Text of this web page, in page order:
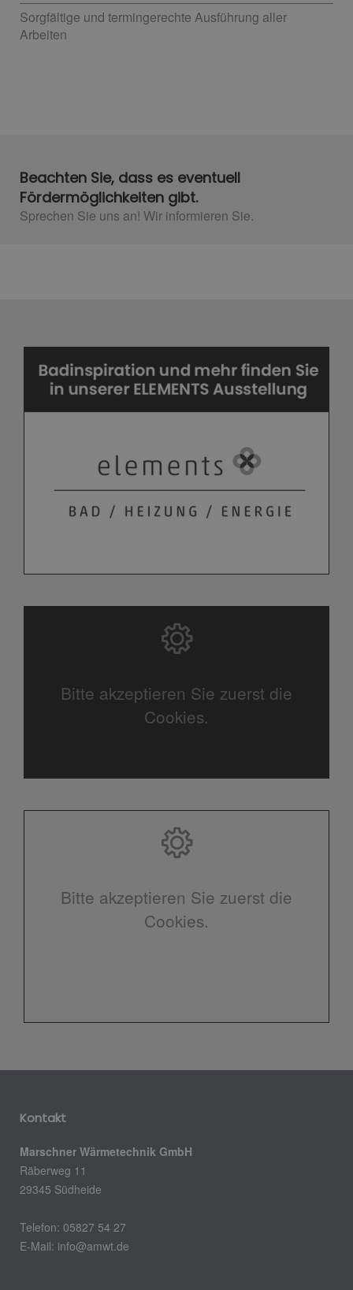
Sorgfältige und termingerechte Ausführung aller
Arbeiten
Beachten Sie, dass es eventuell
Fördermöglichkeiten gibt.
Sprechen Sie uns an! Wir informieren Sie.
Bitte akzeptieren Sie zuerst die
Cookies.
Bitte akzeptieren Sie zuerst die
Cookies.
Kontakt
Marschner Wärmetechnik GmbH
Räberweg 11
29345 Südheide
Telefon: 05827 54 27
E-Mail: info@amwt.de